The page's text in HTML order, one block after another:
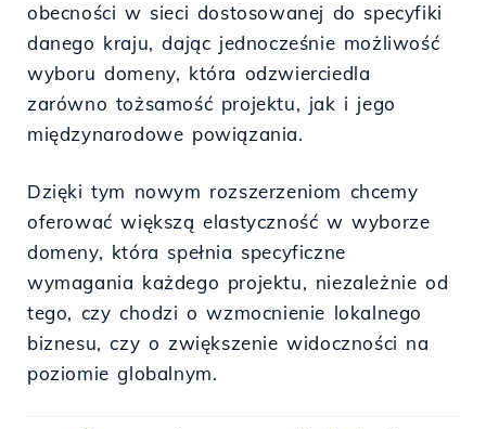
obecności w sieci dostosowanej do specyfiki
danego kraju, dając jednocześnie możliwość
wyboru domeny, która odzwierciedla
zarówno tożsamość projektu, jak i jego
międzynarodowe powiązania.
Dzięki tym nowym rozszerzeniom chcemy
oferować większą elastyczność w wyborze
domeny, która spełnia specyficzne
wymagania każdego projektu, niezależnie od
tego, czy chodzi o wzmocnienie lokalnego
biznesu, czy o zwiększenie widoczności na
poziomie globalnym.